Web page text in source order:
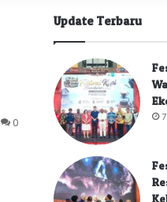
0
Update Terbaru